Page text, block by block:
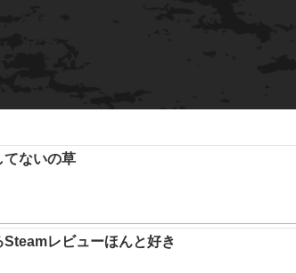
てないの草
Steamレビューほんと好き